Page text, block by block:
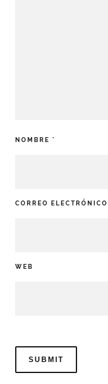
NOMBRE *
CORREO ELECTRÓNICO
WEB